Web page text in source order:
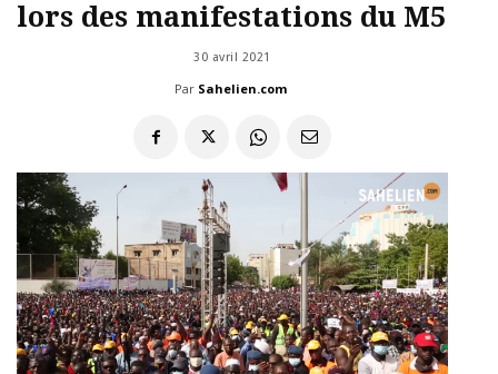
lors des manifestations du M5
30 avril 2021
Par Sahelien.com